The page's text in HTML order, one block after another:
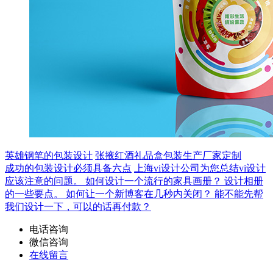
英雄钢笔的包装设计 张掖红酒礼品盒包装生产厂家定制
成功的包装设计必须具备六点
上海vi设计公司为您总结vi设计
应该注意的问题。 如何设计一个流行的家具画册？ 设计相册
的一些要点。 如何让一个新博客在几秒内关闭？ 能不能先帮
我们设计一下，可以的话再付款？
电话咨询
微信咨询
在线留言